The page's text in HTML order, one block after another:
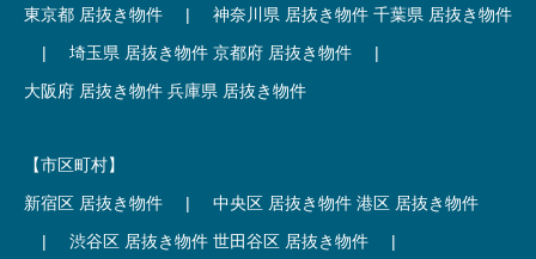
東京都 居抜き物件
| 神奈川県 居抜き物件 千葉県 居抜き物件
|
埼玉県 居抜き物件 京都府 居抜き物件
|
大阪府 居抜き物件 兵庫県 居抜き物件
【市区町村】
新宿区 居抜き物件
| 中央区 居抜き物件 港区 居抜き物件
|
渋谷区 居抜き物件 世田谷区 居抜き物件
|